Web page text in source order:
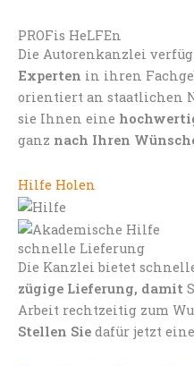
PROFis HeLFEn
Die Autorenkanzlei
Experten in ihren
orientiert an staatlichen
sie Ihnen eine
ganz nach Ihren
Hilfe Holen
schnelle Lieferung
Die Kanzlei bietet
zügige Lieferung, damit
Arbeit rechtzeitig zum
Stellen Sie dafür jetzt eine